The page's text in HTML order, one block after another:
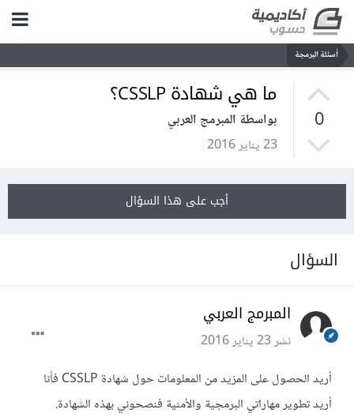
أسئلة البرمجة
0
ما هي شهادة CSSLP؟
بواسطة المبرمج العربي
23 يناير 2016
أجب على هذا السؤال
السؤال
المبرمج العربي
نشر23 يناير 2016
أريد الحصول على المزيد من المعلومات حول شهادة CSSLP فأنا
أريد تطوير مهاراتي البرمجية والأمنية فنصحوني بهذه الشهادة.